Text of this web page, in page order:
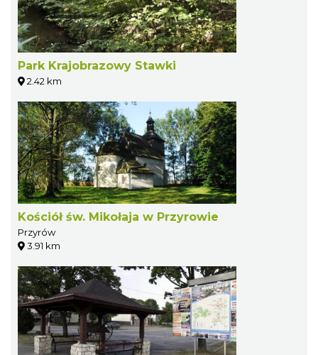
Park Krajobrazowy Stawki
2.42 km
Kościół św. Mikołaja w Przyrowie
Przyrów
3.91 km